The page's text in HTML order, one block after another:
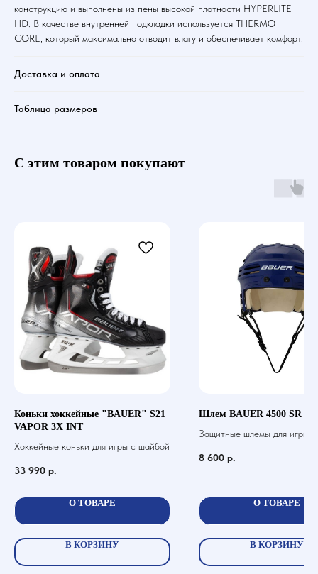
конструкцию и выполнены из пены высокой плотности HYPERLITE
HD. В качестве внутренней подкладки используется THERMO
CORE, который максимально отводит влагу и обеспечивает комфорт.
Доставка и оплата
Таблица размеров
С этим товаром покупают
Коньки хоккейные "BAUER" S21
VAPOR 3X INT
Хоккейные коньки для игры с шайбой
33 990 р.
О ТОВАРЕ
В КОРЗИНУ
Шлем BAUER 4500 SR
Защитные шлемы для игры в
8 600 р.
О ТОВАРЕ
В КОРЗИНУ